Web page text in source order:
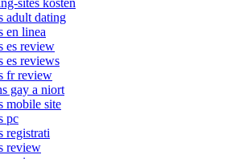
sites kosten
adult dating
en linea
es review
es reviews
fr review
gay a niort
mobile site
pc
registrati
review